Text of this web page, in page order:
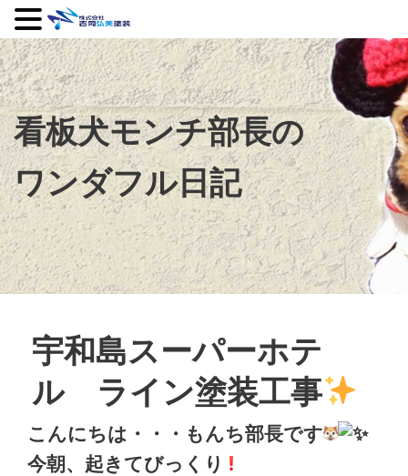
看板犬モンチ部長の
ワンダフル日記
宇和島スーパーホテ
ル ライン塗装工事
こんにちは・・・もんち部長です
今朝、起きてびっくり